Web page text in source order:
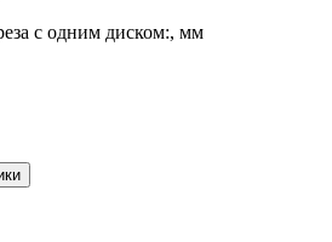
с одним диском:, мм